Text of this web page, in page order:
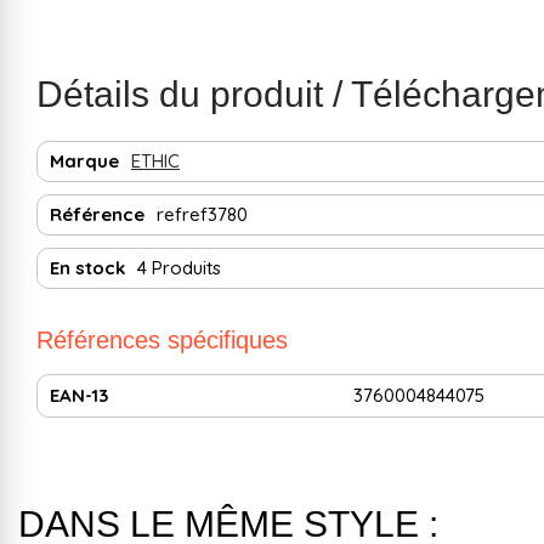
Détails du produit /
Marque ETHIC
Référence refref3780
En stock 4 Produits
Références spécifiques
EAN-13 3760004844075
DANS LE MÊME STYLE :